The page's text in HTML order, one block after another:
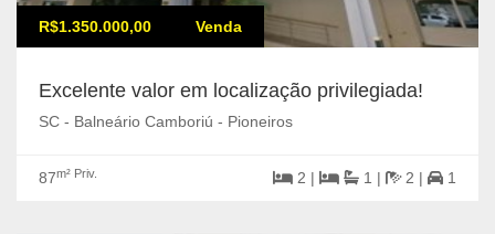
R$1.350.000,00 Venda
Excelente valor em localização privilegiada!
SC - Balneário Camboriú - Pioneiros
87m² Priv. 2 | 1 | 2 | 1